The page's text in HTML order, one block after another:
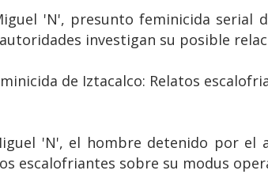
investigan su posible
'N', el hombre detenido por el
escalofriantes sobre su modus